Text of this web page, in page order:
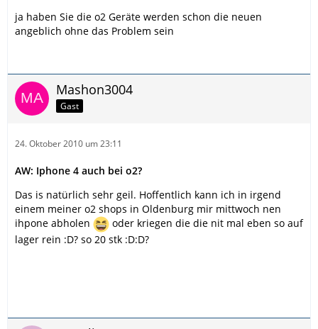
ja haben Sie die o2 Geräte werden schon die neuen
angeblich ohne das Problem sein
Mashon3004
Gast
24. Oktober 2010 um 23:11
AW: Iphone 4 auch bei o2?
Das is natürlich sehr geil. Hoffentlich kann ich in irgend
einem meiner o2 shops in Oldenburg mir mittwoch nen
ihpone abholen
oder kriegen die die nit mal eben so auf
lager rein :D? so 20 stk :D:D?